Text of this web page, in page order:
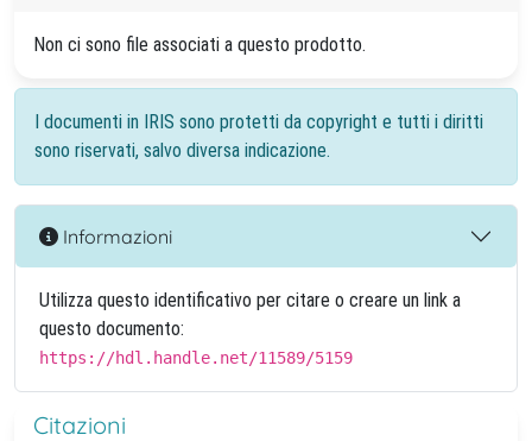
Non ci sono file associati a questo prodotto.
I documenti in IRIS sono protetti da copyright e tutti i diritti
sono riservati, salvo diversa indicazione.
Informazioni
Utilizza questo identificativo per citare o creare un link a
questo documento:
https://hdl.handle.net/11589/5159
Citazioni